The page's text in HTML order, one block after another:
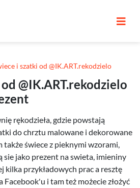
i szatki od @IK.ART.rekodzielo
@IK.ART.rekodzielo
rękodzieła, gdzie powstają
do chrztu malowane i dekorowane
także świece z pieknymi wzorami,
sie jako prezent na swieta, imieniny
kilka przykładowych prac a resztę
i tam też możecie złożyć